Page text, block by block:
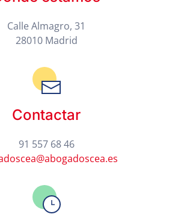
Calle Almagro, 31
28010 Madrid
Contactar
91 557 68 46